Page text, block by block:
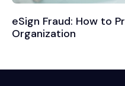
eSign Fraud: How to
Organization